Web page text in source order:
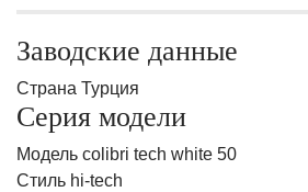
Заводские данные
Страна Турция
Серия модели
Модель colibri tech white 50
Стиль hi-tech